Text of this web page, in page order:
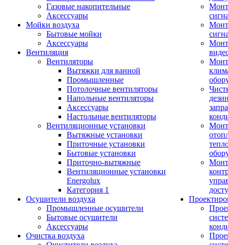
Газовые накопительные
Аксессуары
Мойки воздуха
Бытовые мойки
Аксессуары
Вентиляция
Вентиляторы
Вытяжки для ванной
Промышленные
Потолочные вентиляторы
Напольные вентиляторы
Аксессуары
Настольные вентиляторы
Вентиляционные установки
Вытяжные установки
Приточные установки
Бытовые установки
Приточно-вытяжные
Вентиляционные установки
Energolux
Категория 1
Осушители воздуха
Промышленные осушители
Бытовые осушители
Аксессуары
Очистка воздуха